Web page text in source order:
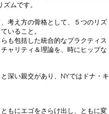
ムです。
考え方の骨格として、５つのリズ
いること。
も包括した統合的なプラクティス
ャリティ＆理論を、時にヒップな
深い親交があり、NYではドナ・キ
もにエゴをさらけ出し、ともに変